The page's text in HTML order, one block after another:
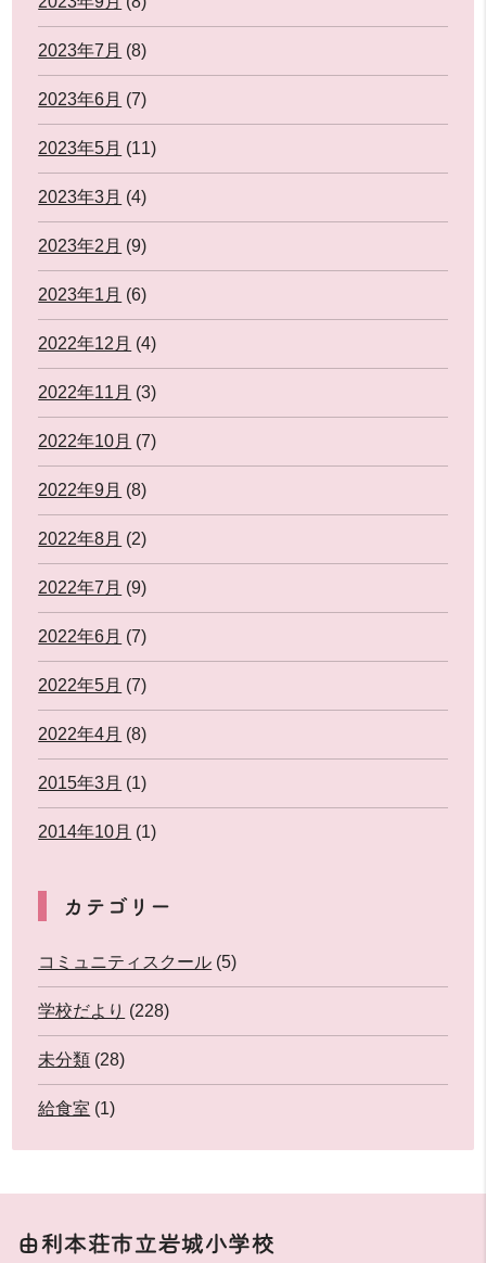
2023年7月 (8)
2023年6月 (7)
2023年5月 (11)
2023年3月 (4)
2023年2月 (9)
2023年1月 (6)
2022年12月 (4)
2022年11月 (3)
2022年10月 (7)
2022年9月 (8)
2022年8月 (2)
2022年7月 (9)
2022年6月 (7)
2022年5月 (7)
2022年4月 (8)
2015年3月 (1)
2014年10月 (1)
カテゴリー
コミュニティスクール (5)
学校だより (228)
未分類 (28)
給食室 (1)
由利本荘市立岩城小学校